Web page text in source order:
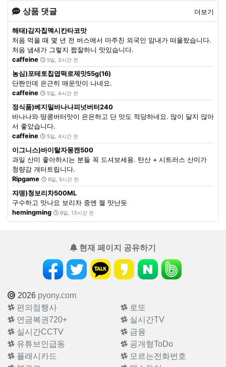
상품 댓글 더보기
해태)감자칩멕시칸타코맛
처음 먹을 때 몇 년 전 버스에서 마주친 외국인 암내가 떠올랐습니다.
처음 냄새가 그렇지 짭잘하니 맛있습니다.
caffeine
5일, 3시간 전
농심)포테토칩엽떡로제맛55g(16)
단짠인데 은근히 매운맛이 나네요.
caffeine
5일, 4시간 전
정식품)베지밀바나나피넛버터240
바나나와 땅콩버터맛이 은은하고 단 맛도 적당하네요. 많이 달지 않아
서 좋았습니다.
caffeine
5일, 4시간 전
이그니스)바이탈자몽캔500
과일 산미 좋아하시는 분들 꼭 드셔보세용. 탄산 + 시트러스 산미가
청량감 개터트립니다.
Ripgame
6일, 5시간 전
쟈뎅)청보리차500ML
구수하고 맛나요 보리차 중엔 젤 맛난듯
hemingming
6일, 13시간 전
현재 페이지 공유하기
2026 pyony.com
편의점행사
로또
연금복권720+
실시간TV
실시간CCTV
금융
유튜브인급동
공개형ToDo
플래시카드
모르는전화번호